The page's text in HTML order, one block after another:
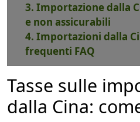
3. Importazione dalla
e non assicurabili
4. Importazioni dalla
frequenti FAQ
Tasse sulle
dalla Cina: